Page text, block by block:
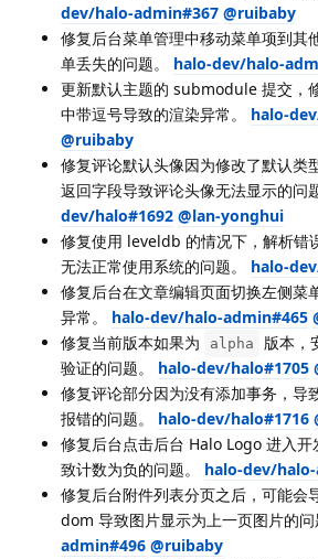
dev/halo-admin#367 @ruibaby
修复后台菜单管理中移动菜单项到其
单丢失的问题。 halo-dev/halo-
更新默认主题的 submodule 提交，
中带逗号导致的渲染异常。 halo-
@ruibaby
修复评论默认头像因为修改了默认
返回字段导致评论头像无法显示的问
dev/halo#1692 @lan-yonghui
修复使用 leveldb 的情况下，解析错
无法正常使用系统的问题。 halo-
修复后台在文章编辑页面切换左侧菜
异常。 halo-dev/halo-admin#465
修复当前版本如果为
alpha
版本，
验证的问题。 halo-dev/halo#1705
修复评论部分因为没有添加事务，导
报错的问题。 halo-dev/halo#1716
修复后台点击后台 Halo Logo 进入开
致计数为负的问题。 halo-dev/
修复后台附件列表分页之后，可能会
dom 导致图片显示为上一页图片的问
admin#496 @ruibaby